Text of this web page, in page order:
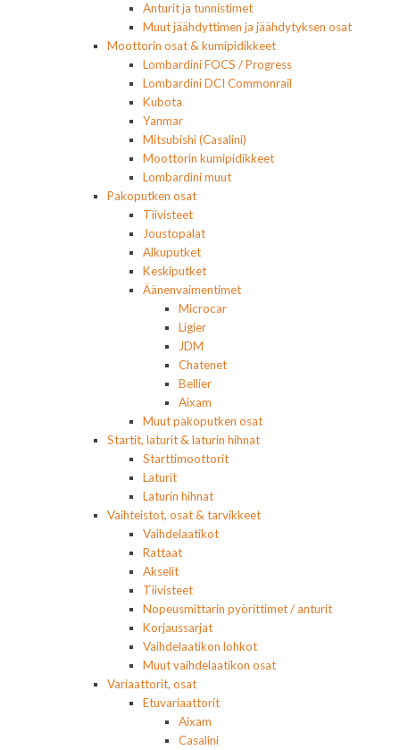
Anturit ja tunnistimet
Muut jäähdyttimen ja jäähdytyksen osat
Moottorin osat & kumipidikkeet
Lombardini FOCS / Progress
Lombardini DCI Commonrail
Kubota
Yanmar
Mitsubishi (Casalini)
Moottorin kumipidikkeet
Lombardini muut
Pakoputken osat
Tiivisteet
Joustopalat
Alkuputket
Keskiputket
Äänenvaimentimet
Microcar
Ligier
JDM
Chatenet
Bellier
Aixam
Muut pakoputken osat
Startit, laturit & laturin hihnat
Starttimoottorit
Laturit
Laturin hihnat
Vaihteistot, osat & tarvikkeet
Vaihdelaatikot
Rattaat
Akselit
Tiivisteet
Nopeusmittarin pyörittimet / anturit
Korjaussarjat
Vaihdelaatikon lohkot
Muut vaihdelaatikon osat
Variaattorit, osat
Etuvariaattorit
Aixam
Casalini